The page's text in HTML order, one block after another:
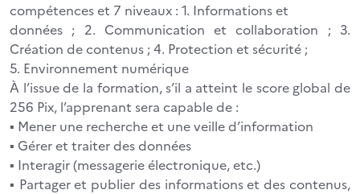
compétences et 7 niveaux : 1. Informations et
données ; 2. Communication et collaboration ; 3.
Création de contenus ; 4. Protection et sécurité ;
5. Environnement numérique
À l’issue de la formation, s’il a atteint le score global de
256 Pix, l’apprenant sera capable de :
▪ Mener une recherche et une veille d’information
▪ Gérer et traiter des données
▪ Interagir (messagerie électronique, etc.)
▪ Partager et publier des informations et des contenus,